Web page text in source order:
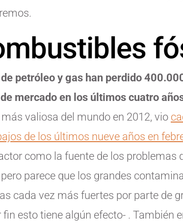
petróleo y gas han perdido
mercado en los últimos cuatro
valiosa del mundo en 2012, vio
de los últimos nueve años en
como la fuente de los problemas
parece que los grandes
cada vez más fuertes por parte de
esto tiene algún efecto- . También